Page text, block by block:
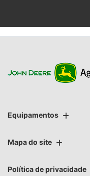
Equipamentos
Mapa do site
Política de privacidade